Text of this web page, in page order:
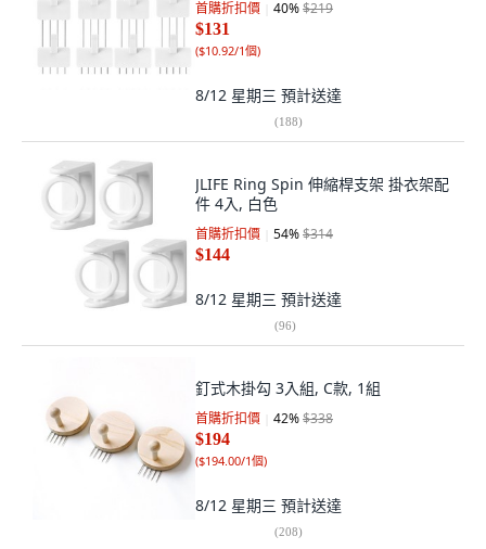
首購折扣價 40%$219
$131
($10.92/1個)
8/12 星期三 預計送達
(188)
JLIFE Ring Spin 伸縮桿支架 掛衣架配
件 4入, 白色
首購折扣價 54%$314
$144
8/12 星期三 預計送達
(96)
釘式木掛勾 3入組, C款, 1組
首購折扣價 42%$338
$194
($194.00/1個)
8/12 星期三 預計送達
(208)